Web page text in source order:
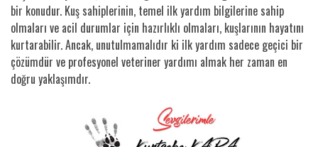
bir konudur. Kuş sahiplerinin, temel ilk yardım bilgilerine sahip
olmaları ve acil durumlar için hazırlıklı olmaları, kuşlarının hayatını
kurtarabilir. Ancak, unutulmamalıdır ki ilk yardım sadece geçici bir
çözümdür ve profesyonel veteriner yardımı almak her zaman en
doğru yaklaşımdır.